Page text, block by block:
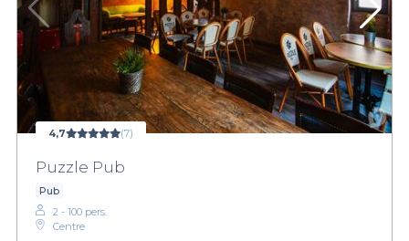
4,7 (7)
Puzzle Pub
Pub
2 - 100 pers.
Centre